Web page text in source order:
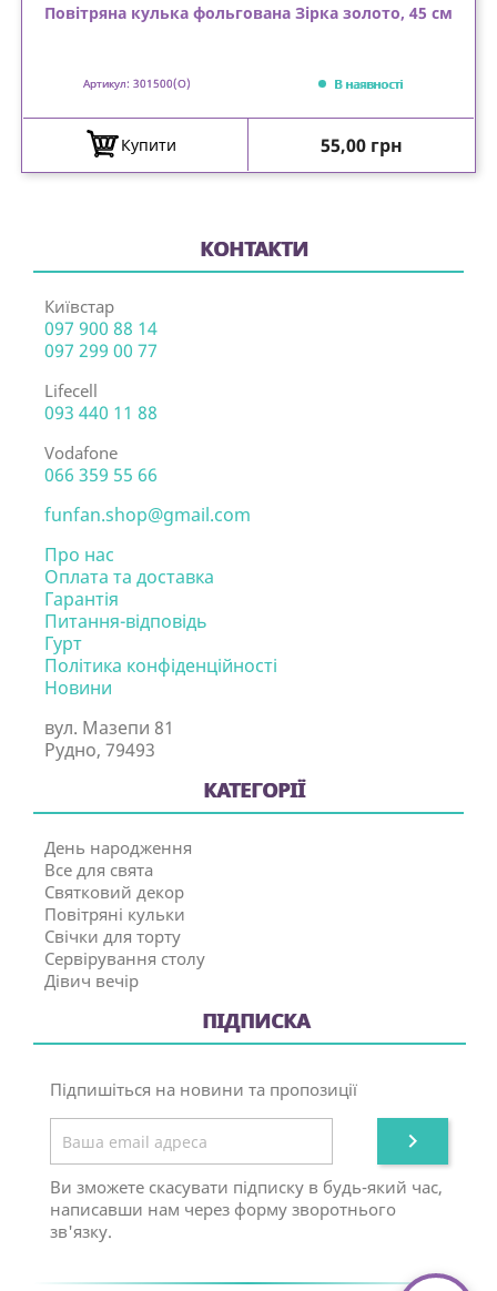
Повітряна кулька фольгована Зірка золото, 45 см
Артикул: 301500(O) В наявності
Купити Ціна
55,00 грн
КОНТАКТИ
Київстар
097 900 88 14
097 299 00 77
Lifecell
093 440 11 88
Vodafone
066 359 55 66
funfan.shop@gmail.com
Про нас
Оплата та доставка
Гарантія
Питання-відповідь
Гурт
Політика конфіденційності
Новини
вул. Мазепи 81
Рудно, 79493
КАТЕГОРІЇ
День народження
Все для свята
Святковий декор
Повітряні кульки
Свічки для торту
Сервірування столу
Дівич вечір
ПІДПИСКА
Підпишіться на новини та пропозиції

Ви зможете скасувати підписку в будь-який час,
написавши нам через форму зворотнього
зв'язку.